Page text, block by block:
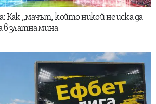
Как „мачът, който никой не иска да
в златна мина